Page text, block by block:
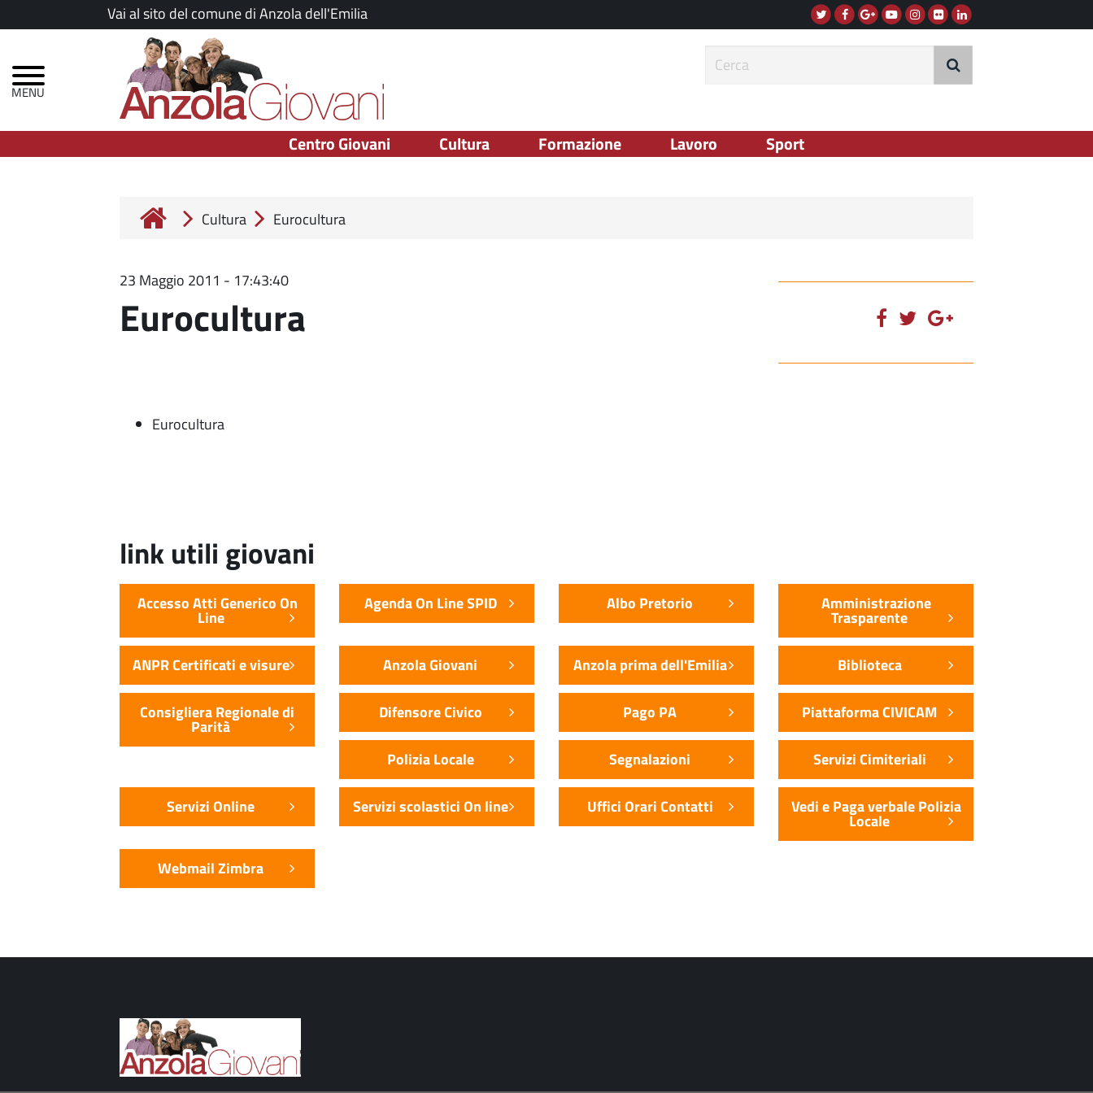
al
principale
Vai al sito del comune di Anzola dell'Emilia TwitterFacebook
G+ YoutubeInstagram
Flickr
principale
Centro Giovani Cultura Formazione Lavoro Sport
Cultura Eurocultura
23 Maggio 2011 - 17:43:40
Eurocultura
Eurocultura
link utili giovani
Accesso Atti Generico On
Line
Agenda On Line SPID Albo Pretorio Amministrazione
Trasparente
ANPR Certificati e visure Anzola Giovani Anzola prima dell'Emilia Biblioteca
Consigliera Regionale di
Parità
Difensore Civico Pago PA Piattaforma CIVICAM
Polizia Locale Segnalazioni Servizi Cimiteriali
Servizi Online Servizi scolastici On line Uffici Orari Contatti Vedi e Paga verbale Polizia
Locale
Webmail Zimbra